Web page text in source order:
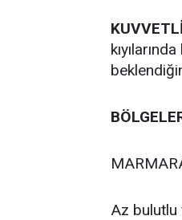
Az bulutlu